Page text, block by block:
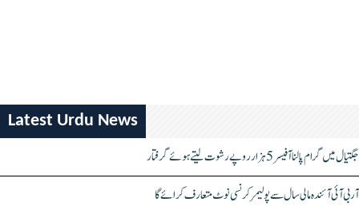
Latest Urdu News
جگتیال میں گرام پالنا آفیسر 5 ہزار روپے رشوت لیتے ہوئے گرفتار
آر بی آئی آئندہ مالی سال سے پولیمر کرنسی نوٹ متعارف کرائے گا